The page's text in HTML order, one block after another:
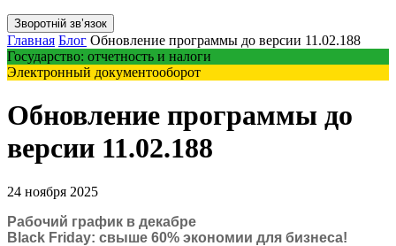
Зворотній звʼязок
Главная Блог Обновление программы до версии 11.02.188
Государство: отчетность и налоги
Электронный документооборот
Обновление программы до
версии 11.02.188
24 ноября 2025
Рабочий график в декабре
Black Friday: свыше 60% экономии для бизнеса!